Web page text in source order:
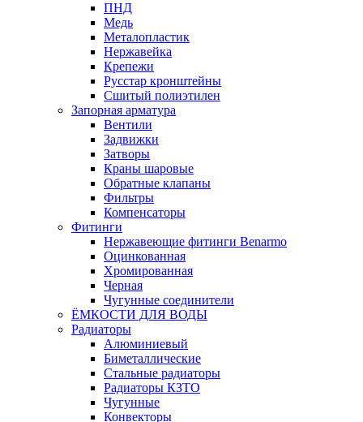
ПНД
Медь
Металопластик
Нержавейка
Крепежи
Русстар кронштейны
Сшитый полиэтилен
Запорная арматура
Вентили
Задвижки
Затворы
Краны шаровые
Обратные клапаны
Фильтры
Компенсаторы
Фитинги
Нержавеющие фитинги Benarmo
Оцинкованная
Хромированная
Черная
Чугунные соединители
ЁМКОСТИ ДЛЯ ВОДЫ
Радиаторы
Алюминиевый
Биметаллические
Стальные радиаторы
Радиаторы КЗТО
Чугунные
Конвекторы